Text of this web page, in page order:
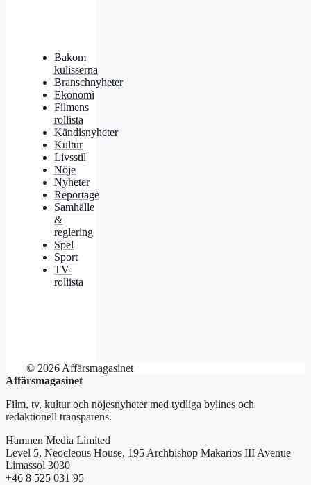
Bakom
kulisserna
Branschnyheter
Ekonomi
Filmens
rollista
Kändisnyheter
Kultur
Livsstil
Nöje
Nyheter
Reportage
Samhälle
&
reglering
Spel
Sport
TV-
rollista
© 2026 Affärsmagasinet
Affärsmagasinet
Film, tv, kultur och nöjesnyheter med tydliga bylines och
redaktionell transparens.
Hamnen Media Limited
Level 5, Neocleous House, 195 Archbishop Makarios III Avenue
Limassol 3030
+46 8 525 031 95